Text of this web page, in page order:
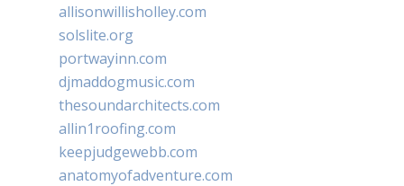
allisonwillisholley.com
solslite.org
portwayinn.com
djmaddogmusic.com
thesoundarchitects.com
allin1roofing.com
keepjudgewebb.com
anatomyofadventure.com